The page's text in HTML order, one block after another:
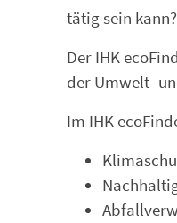
tätig sein kann?
Der IHK
der Umwelt-
Im IHK